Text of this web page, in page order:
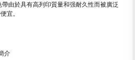
由於具有高列印質量和强耐久性而被廣泛
宜。
介